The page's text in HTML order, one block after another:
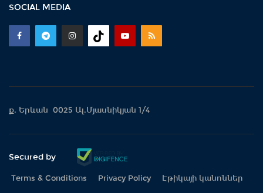
SOCIAL MEDIA
ք. Երևան 0025 Ալ.Մյասնիկյան 1/4
Secured by
Terms & Conditions Privacy Policy Էթիկայի կանոններ